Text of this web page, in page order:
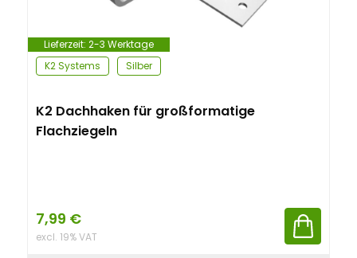
Lieferzeit: 2-3 Werktage
K2 Systems
Silber
K2 Dachhaken für großformatige
Flachziegeln
7,99 €
excl. 19% VAT